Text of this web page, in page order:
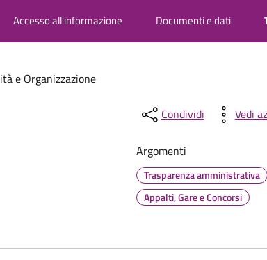
Accesso all'informazione Documenti e dati
e Organizzazione
Condividi Vedi
Argomenti
Trasparenza amministrativa
Appalti, Gare e Concorsi